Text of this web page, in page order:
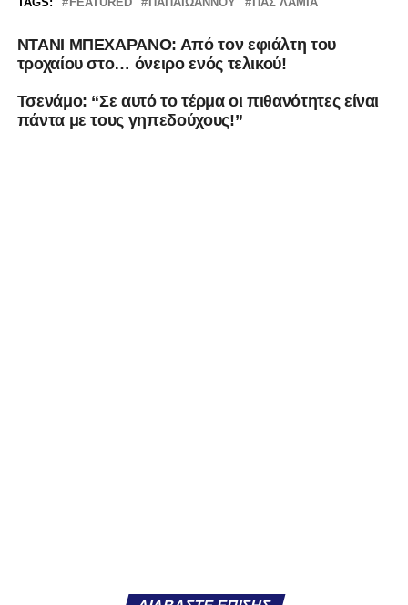
ΝΤΑΝΙ ΜΠΕΧΑΡΑΝΟ: Από τον εφιάλτη του
τροχαίου στο… όνειρο ενός τελικού!
Τσενάμο: “Σε αυτό το τέρμα οι πιθανότητες είναι
πάντα με τους γηπεδούχους!”